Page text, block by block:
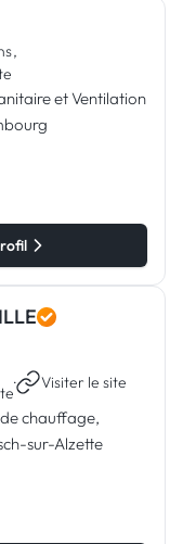
et Ventilation
· Visiter le site
chauffage,
sur-Alzette